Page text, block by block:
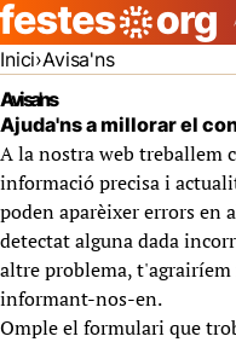
Inici Avisa'ns
Avisa'ns
Ajuda'ns a millorar el
A la nostra web treballem
informació precisa i
poden aparèixer errors en
detectat alguna dada
altre problema,
informant-nos-en.
Omple el formulari que